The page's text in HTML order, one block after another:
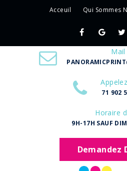
Acceuil Qui Sommes
Mail
71 902
Horaire
9H-17H SAUF
Demandez